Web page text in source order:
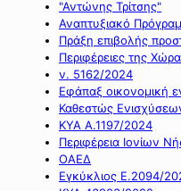
"Αντώνης Τρίτσης"
Αναπτυξιακό
Πράξη επιβολής
Περιφέρειες της
ν. 5162/2024
Εφάπαξ οικονομική
Καθεστώς
ΚΥΑ Α.1197/2024
Περιφέρεια Ιονίων
ΟΑΕΔ
Εγκύκλιος Ε.2094/